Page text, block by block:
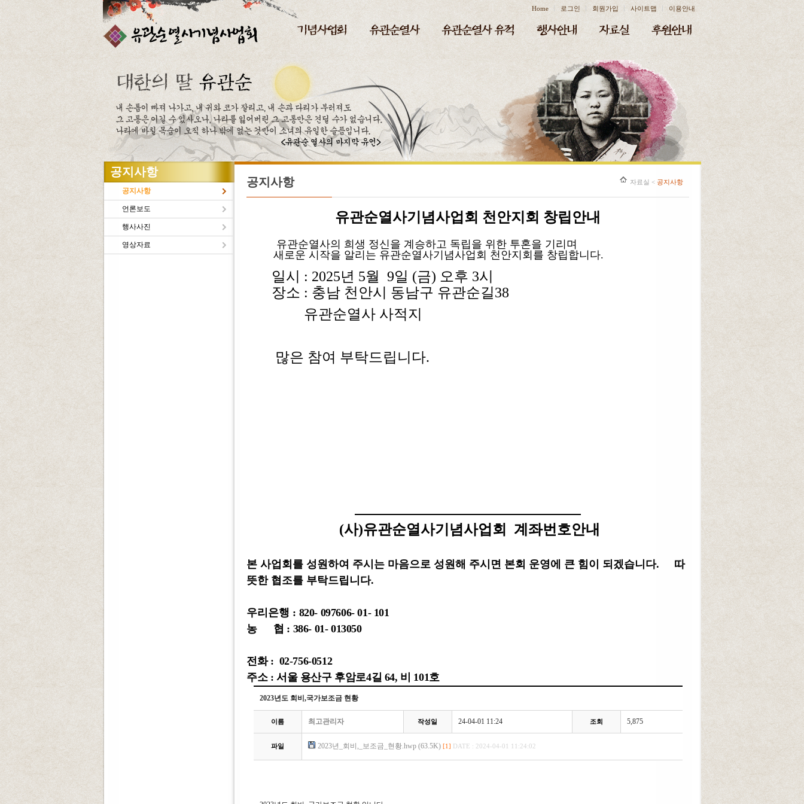
주메뉴바로가기
본문바로가기 Home 로그인 회원가입 사이트맵 이용안내
공지사항
공지사항
언론보도
행사사진
영상자료
공지사항 자료실 < 공지사항
유관순열사기념사업회 천안지회 창립안내
유관순열사의 희생 정신을 계승하고 독립을 위한 투혼을 기리며
새로운 시작을 알리는 유관순열사기념사업회 천안지회를 창립합니다.
일시 : 2025년 5월 9일 (금) 오후 3시
장소 : 충남 천안시 동남구 유관순길38
유관순열사 사적지
많은 참여 부탁드립니다.
(사)유관순열사기념사업회 계좌번호안내
본 사업회를 성원하여 주시는 마음으로 성원해 주시면 본회 운영에 큰 힘이 되겠습니다. 따
뜻한 협조를 부탁드립니다.
우리은행 : 820- 097606- 01- 101
농 협 : 386- 01- 013050
전화 : 02-756-0512
주소 : 서울 용산구 후암로4길 64, 비 101호
2023년도 회비,국가보조금 현황
이름 최고관리자 작성일 24-04-01 11:24 조회 5,875
파일 2023년_회비,_보조금_현황.hwp (63.5K) [1] DATE : 2024-04-01 11:24:02